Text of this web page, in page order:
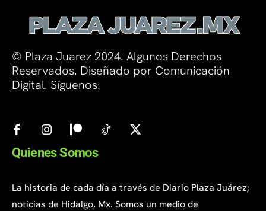
© Plaza Juarez 2024. Algunos Derechos
Reservados. Diseñado por Comunicación
Digital. Síguenos:
Quienes Somos
La historia de cada día a través de Diario Plaza Juárez;
noticias de Hidalgo, Mx. Somos un medio de